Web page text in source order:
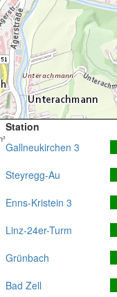
Station
Gallneukirchen 3
Steyregg-Au
Enns-Kristein 3
Linz-24er-Turm
Grünbach
Bad Zell